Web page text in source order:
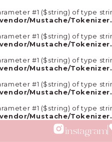
#1 ($string) of type
Mustache/
#1 ($string) of type
Mustache/
#1 ($string) of type
Mustache/
#1 ($string) of type
Mustache/
#1 ($string) of type
Mustache/
instagram